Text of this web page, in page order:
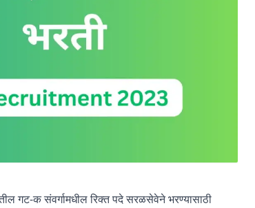
गट-क संवर्गामधील रिक्त पदे सरळसेवेने भरण्यासाठी